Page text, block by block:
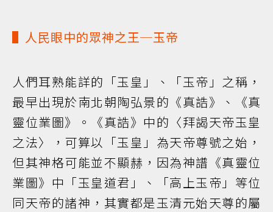
▌人民眼中的眾神之王─玉帝
人們耳熟能詳的「玉皇」、「玉帝」之稱，
最早出現於南北朝陶弘景的《真誥》、《真
靈位業圖》。《真誥》中的〈拜謁天帝玉皇
之法〉，可算以「玉皇」為天帝尊號之始，
但其神格可能並不顯赫，因為神譜《真靈位
業圖》中「玉皇道君」、「高上玉帝」等位
同天帝的諸神，其實都是玉清元始天尊的屬